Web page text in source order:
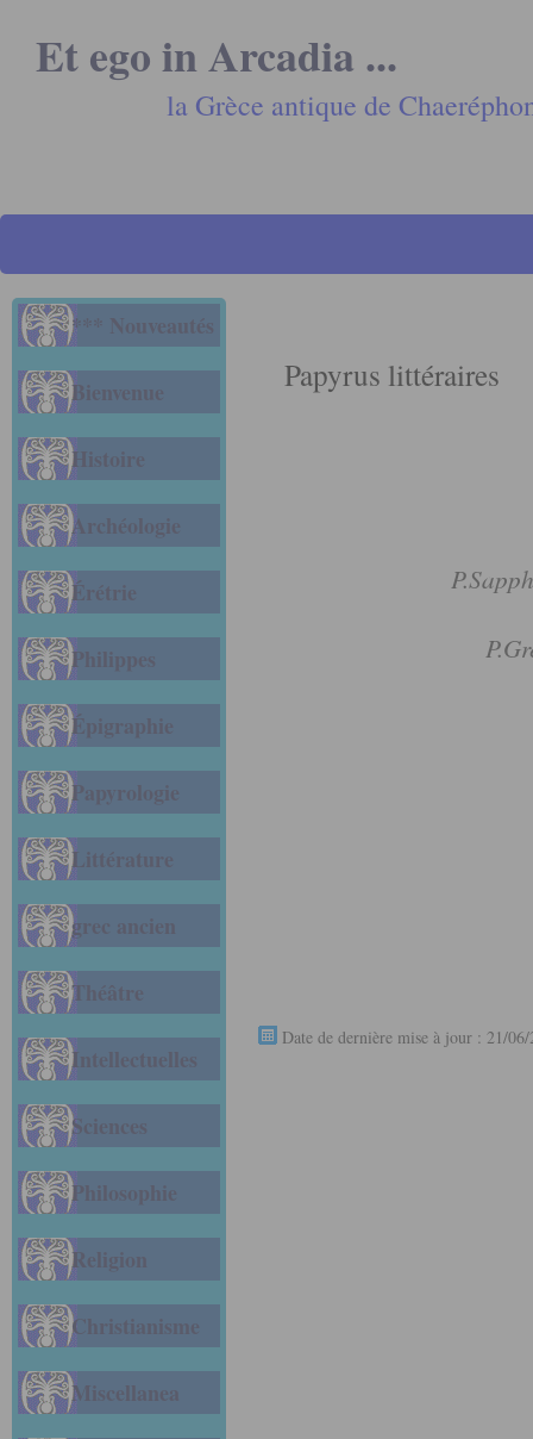
Et ego in Arcadia ...
la Grèce antique de
*** Nouveautés
Bienvenue
Histoire
Archéologie
Érétrie
Philippes
Épigraphie
Papyrologie
Littérature
grec ancien
Théâtre
Intellectuelles
Sciences
Philosophie
Religion
Christianisme
Miscellanea
Papyrus littéraires
Date de dernière mise à jour : 21/